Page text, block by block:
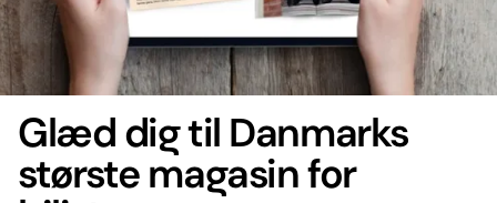
Glæd dig til Danmarks
største magasin for